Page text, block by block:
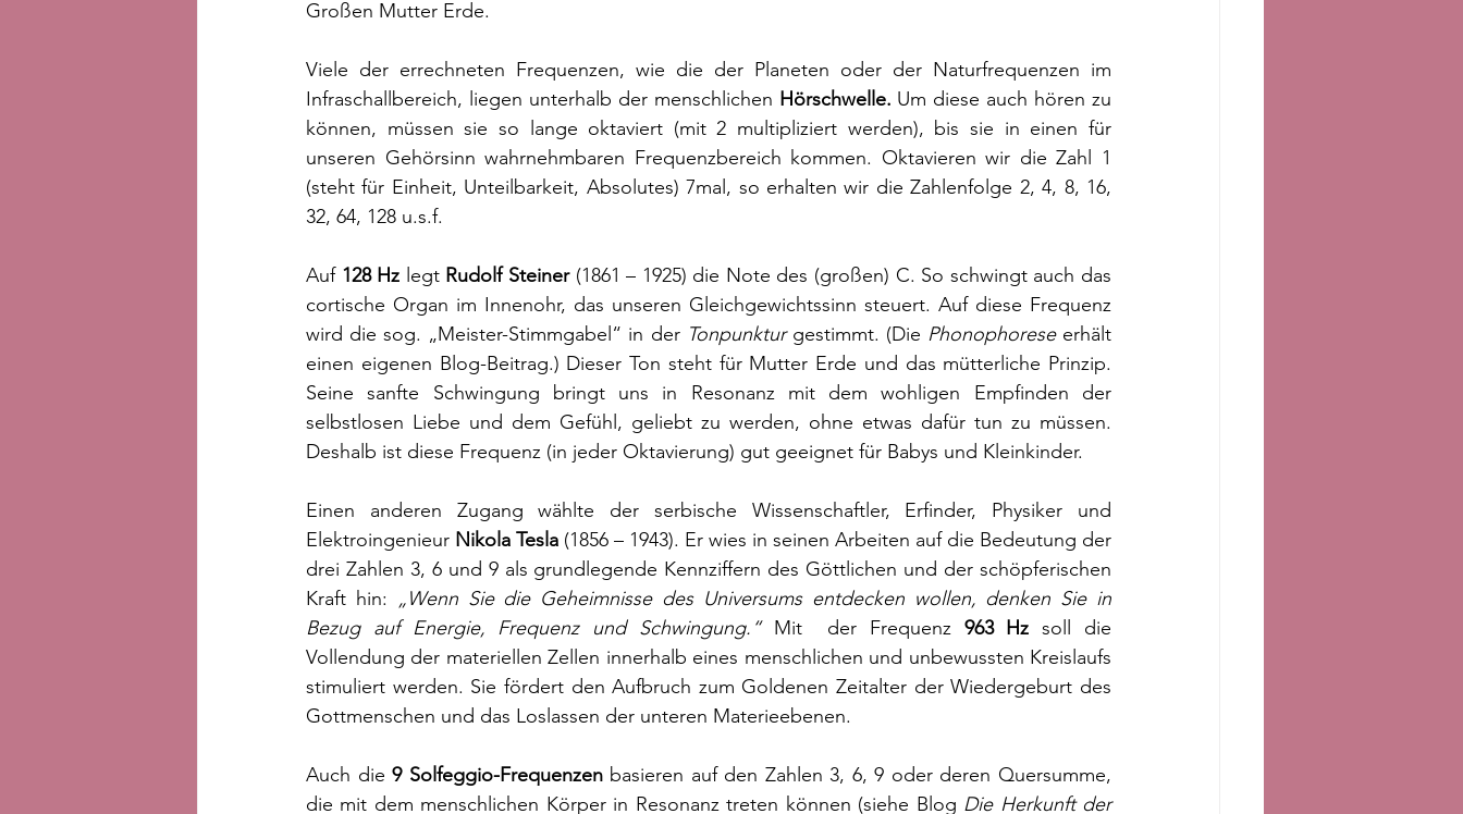
Großen Mutter Erde.
Viele der errechneten Frequenzen, wie die der Planeten oder der Naturfrequenzen im
Infraschallbereich, liegen unterhalb der menschlichen Hörschwelle. Um diese auch hören zu
können, müssen sie so lange oktaviert (mit 2 multipliziert werden), bis sie in einen für
unseren Gehörsinn wahrnehmbaren Frequenzbereich kommen. Oktavieren wir die Zahl 1
(steht für Einheit, Unteilbarkeit, Absolutes) 7mal, so erhalten wir die Zahlenfolge 2, 4, 8, 16,
32, 64, 128 u.s.f.
Auf 128 Hz legt Rudolf Steiner (1861 – 1925) die Note des (großen) C. So schwingt auch das
cortische Organ im Innenohr, das unseren Gleichgewichtssinn steuert. Auf diese Frequenz
wird die sog. „Meister-Stimmgabel“ in der Tonpunktur gestimmt. (Die Phonophorese erhält
einen eigenen Blog-Beitrag.) Dieser Ton steht für Mutter Erde und das mütterliche Prinzip.
Seine sanfte Schwingung bringt uns in Resonanz mit dem wohligen Empfinden der
selbstlosen Liebe und dem Gefühl, geliebt zu werden, ohne etwas dafür tun zu müssen.
Deshalb ist diese Frequenz (in jeder Oktavierung) gut geeignet für Babys und Kleinkinder.
Einen anderen Zugang wählte der serbische Wissenschaftler, Erfinder, Physiker und
Elektroingenieur Nikola Tesla (1856 – 1943). Er wies in seinen Arbeiten auf die Bedeutung der
drei Zahlen 3, 6 und 9 als grundlegende Kennziffern des Göttlichen und der schöpferischen
Kraft hin: „Wenn Sie die Geheimnisse des Universums entdecken wollen, denken Sie in
Bezug auf Energie, Frequenz und Schwingung.“ Mit  der Frequenz 963 Hz soll die
Vollendung der materiellen Zellen innerhalb eines menschlichen und unbewussten Kreislaufs
stimuliert werden. Sie fördert den Aufbruch zum Goldenen Zeitalter der Wiedergeburt des
Gottmenschen und das Loslassen der unteren Materieebenen.
Auch die 9 Solfeggio-Frequenzen basieren auf den Zahlen 3, 6, 9 oder deren Quersumme,
die mit dem menschlichen Körper in Resonanz treten können (siehe Blog Die Herkunft der